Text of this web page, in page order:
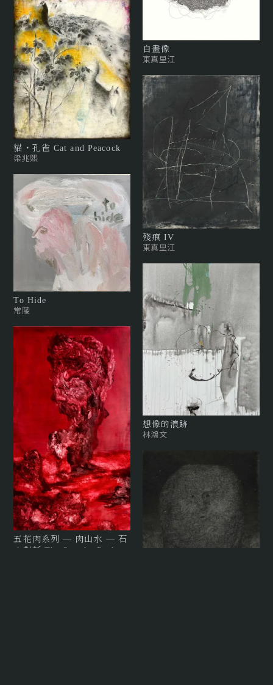
貓・孔雀 Cat and Peacock
梁兆熙
To Hide
常陵
五花肉系列 — 肉山水 — 石
山對話 The Streaky Pork
自畫像
東真里江
殘痕 IV
東真里江
想像的浪跡
林鴻文